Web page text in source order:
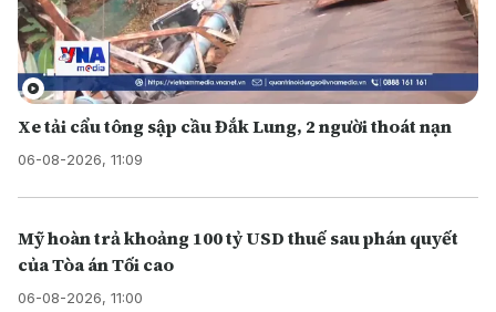
Xe tải cẩu tông sập cầu Đắk Lung, 2 người thoát nạn
06-08-2026, 11:09
Mỹ hoàn trả khoảng 100 tỷ USD thuế sau phán quyết
của Tòa án Tối cao
06-08-2026, 11:00